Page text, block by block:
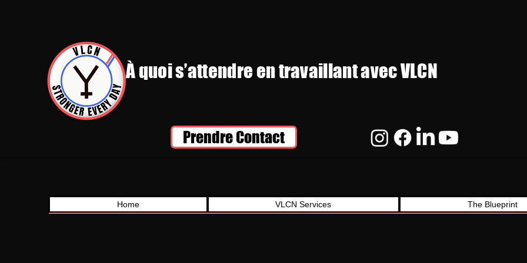
Prendre Contact
À quoi s’attendre en travaillant avec VLCN
Home VLCN Services The Blueprint